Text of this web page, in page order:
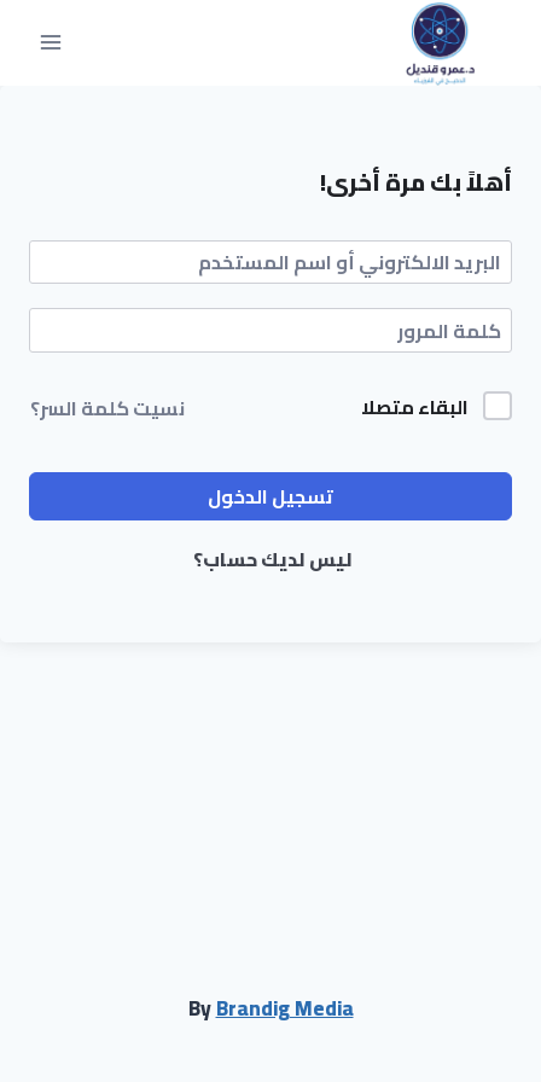
أهلاً بك مرة أخرى!
البقاء متصلا نسيت كلمة السر؟
تسجيل الدخول
ليس لديك حساب؟
ByBrandig Media